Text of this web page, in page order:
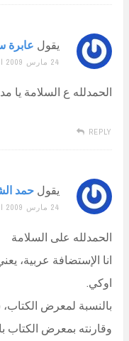
يقول عابرة
24 مارس 2009 الساعة 5:11 م
الحمدلله ع السلامة يا
REPLY
يقول حمد
24 مارس 2009 الساعة 6:09 م
الحمدلله على السلامة
انا الإستضافة عربية،
اوكي.
بالنسبة لمعرض
وقارنته بمعرض الكتاب